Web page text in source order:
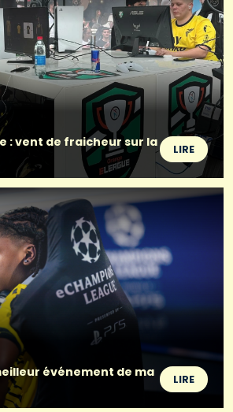
: vent de fraicheur sur la
LIRE
événement de ma
LIRE